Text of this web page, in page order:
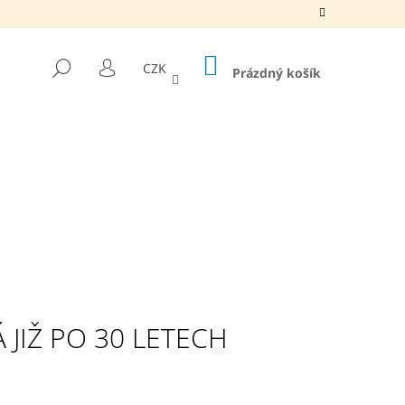
HLEDAT
PŘIHLÁŠENÍ
CZK NÁKUPNÍ
KOŠÍK
Prázdný košík
PO 30 LETECH